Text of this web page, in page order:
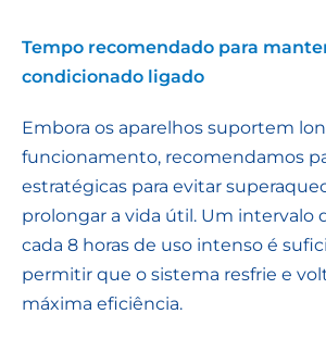
Tempo recomendado para
condicionado ligado
Embora os aparelhos suportem
funcionamento, recomendamos
estratégicas para evitar
prolongar a vida útil. Um intervalo
cada 8 horas de uso intenso é
permitir que o sistema resfrie e
máxima eficiência.